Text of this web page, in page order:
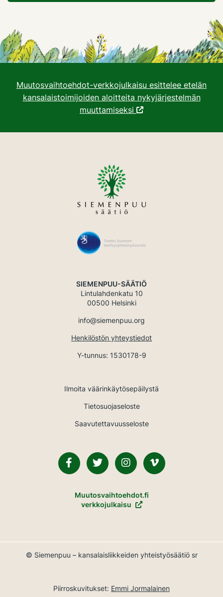
Muutosvaihtoehdot-verkkojulkaisu esittelee etelän
kansalaistoimijoiden aloitteita nykyjärjestelmän
muuttamiseksi
SIEMENPUU-SÄÄTIÖ
Lintulahdenkatu 10
00500 Helsinki
info@siemenpuu.org
Henkilöstön yhteystiedot
Y-tunnus: 1530178-9
Ilmoita väärinkäytösepäilystä
Tietosuojaseloste
Saavutettavuusseloste
FacebookTwitter InstagramVimeo
Muutosvaihtoehdot.fi
verkkojulkaisu
© Siemenpuu – kansalaisliikkeiden yhteistyösäätiö sr
Piirroskuvitukset: Emmi Jormalainen